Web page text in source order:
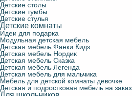
Детские столы
Детские тумбы
Детские стулья
Детские комнаты
Идеи для подарка
Модульная детская мебель
Детская мебель Фанки Кидз
Детская мебель Нордик
Детская мебель Сказка
Детская мебель Легенда
Детская мебель для мальчика
Мебель для детской комнаты девочке
Детская и подростковая мебель на заказ